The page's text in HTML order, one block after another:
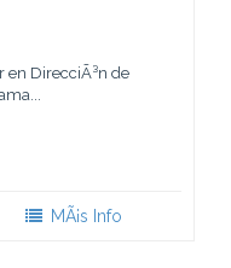
en DirecciÃ³n de
MÃ¡s Info